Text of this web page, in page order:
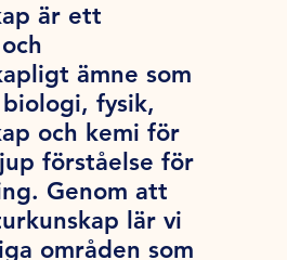
är ett
ämne som
fysik,
och kemi för
förståelse för
Genom att
lär vi
områden som